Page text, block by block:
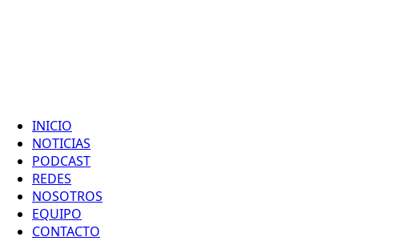
INICIO
NOTICIAS
PODCAST
REDES
NOSOTROS
EQUIPO
CONTACTO